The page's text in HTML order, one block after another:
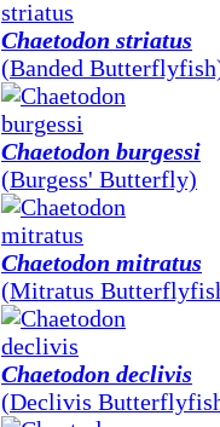
Chaetodon striatus
(Banded
Chaetodon burgessi
(Burgess' Butterfly)
Chaetodon mitratus
(Mitratus
Chaetodon declivis
(Declivis